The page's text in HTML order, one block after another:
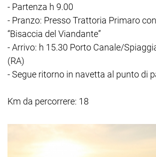
- Partenza h 9.00
- Pranzo: Presso Trattoria Primaro
“Bisaccia del Viandante”
- Arrivo: h 15.30 Porto Canale/
(RA)
- Segue ritorno in navetta al punto di
Km da percorrere: 18